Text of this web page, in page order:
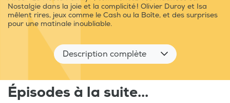
Nostalgie dans la joie et la complicité ! Olivier Duroy et Isa
mêlent rires, jeux comme le Cash ou la Boîte, et des surprises
pour une matinale inoubliable.
Description complète
Épisodes à la suite...